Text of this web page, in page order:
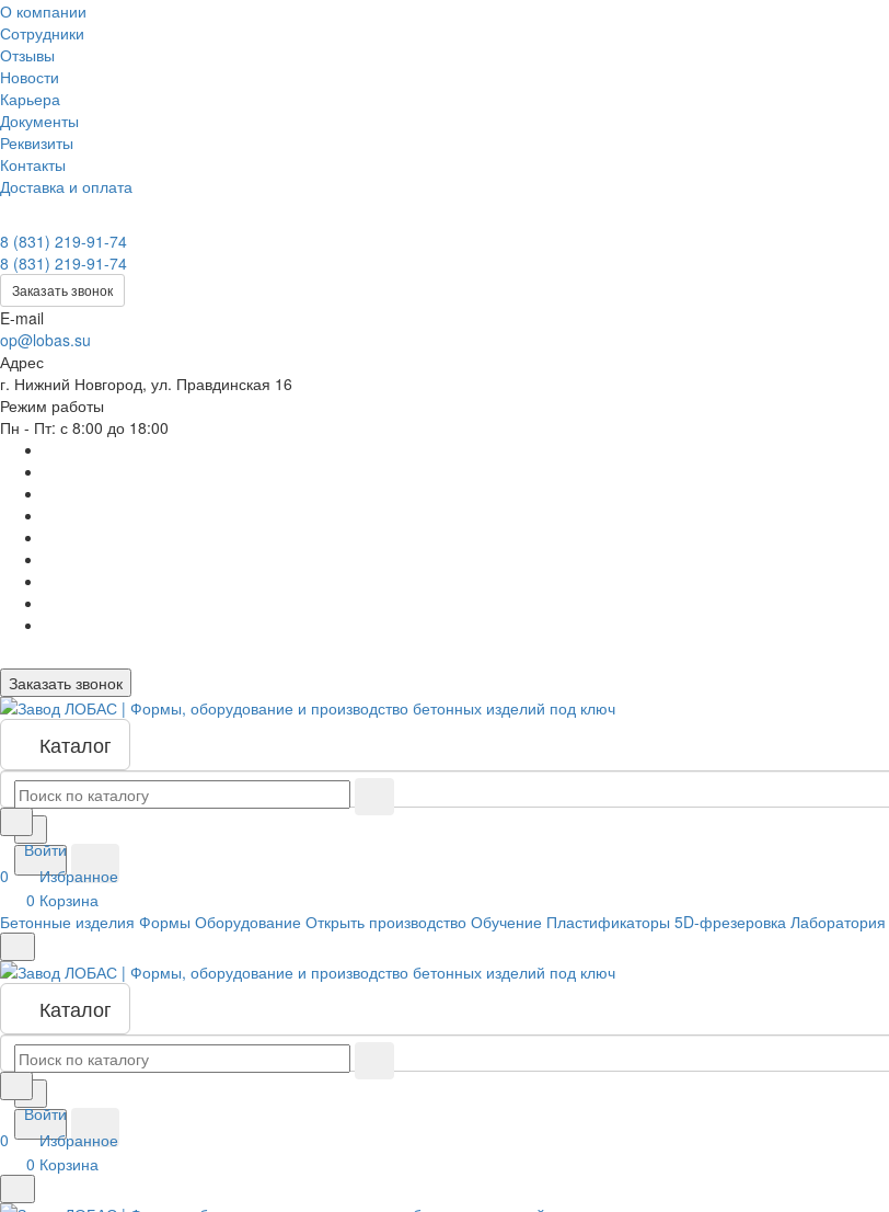
О компании
Сотрудники
Отзывы
Новости
Карьера
Документы
Реквизиты
Контакты
Доставка и оплата
8 (831) 219-91-74
8 (831) 219-91-74
Заказать звонок
E-mail
op@lobas.su
Адрес
г. Нижний Новгород, ул. Правдинская 16
Режим работы
Пн - Пт: с 8:00 до 18:00
Заказать звонок
Каталог
Войти
0
Избранное
0 Корзина
Бетонные изделия Формы Оборудование Открыть производство Обучение Пластификаторы 5D-фрезеровка Лаборатория
Каталог
Войти
0
Избранное
0 Корзина